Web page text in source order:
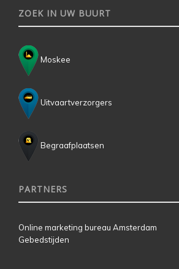
ZOEK IN UW BUURT
Moskee
Uitvaartverzorgers
Begraafplaatsen
PARTNERS
Online marketing bureau Amsterdam
Gebedstijden